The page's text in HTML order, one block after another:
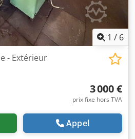
1 / 6
- Extérieur
3 000 €
prix fixe hors TVA
Appel